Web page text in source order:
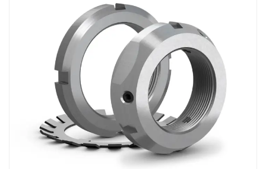
end
of
the
images
gallery